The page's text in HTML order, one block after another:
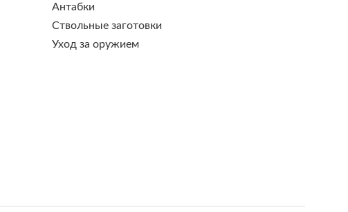
Антабки
Ствольные заготовки
Уход за оружием